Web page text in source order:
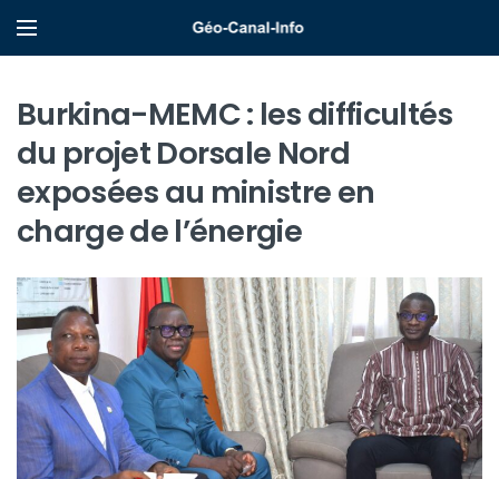
Burkina-MEMC : les difficultés
du projet Dorsale Nord
exposées au ministre en
charge de l’énergie